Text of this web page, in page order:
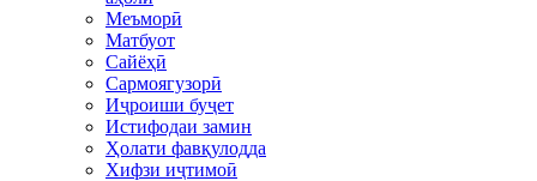
Меъморӣ
Матбуот
Сайёҳӣ
Сармоягузорӣ
Иҷроиши буҷет
Истифодаи замин
Ҳолати фавқулодда
Хифзи иҷтимоӣ